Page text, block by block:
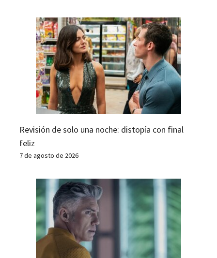
Revisión de solo una noche: distopía con final
feliz
7 de agosto de 2026